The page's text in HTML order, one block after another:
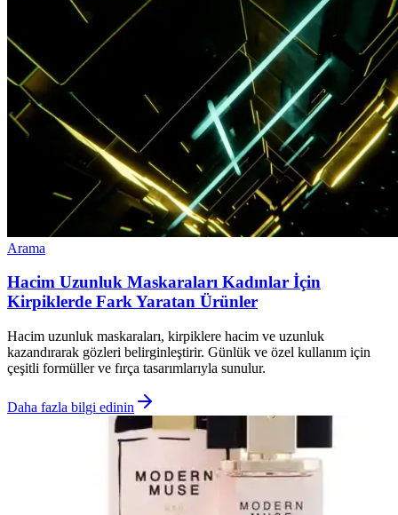
Arama
Hacim Uzunluk Maskaraları Kadınlar İçin
Kirpiklerde Fark Yaratan Ürünler
Hacim uzunluk maskaraları, kirpiklere hacim ve uzunluk
kazandırarak gözleri belirginleştirir. Günlük ve özel kullanım için
çeşitli formüller ve fırça tasarımlarıyla sunulur.
Daha fazla bilgi edinin